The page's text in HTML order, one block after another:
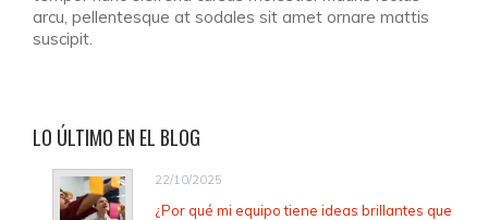
arcu, pellentesque at sodales sit amet ornare mattis
suscipit.
LO ÚLTIMO EN EL BLOG
22/10/2025
¿Por qué mi equipo tiene ideas brillantes que